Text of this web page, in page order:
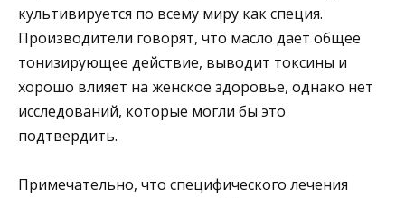
культивируется по всему миру как специя.
Производители говорят, что масло дает общее
тонизирующее действие, выводит токсины и
хорошо влияет на женское здоровье, однако нет
исследований, которые могли бы это
подтвердить.
Примечательно, что специфического лечения